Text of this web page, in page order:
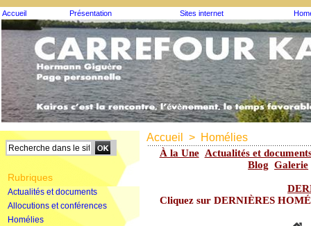
Accueil Présentation Sites internet
Rubriques
Actualités et documents
Allocutions et conférences
Homélies
Accueil > Homélies
À la Une Actualités et
Blog Galerie
Cliquez sur DERNIÈRES